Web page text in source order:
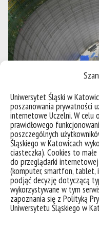
Uniwersytet Śląski w
poszanowania prywatności
internetowe Uczelni. W celu
prawidłowego
poszczególnych
Śląskiego w Katowicach
ciasteczka). Cookies to
do przeglądarki
(komputer, smartfon, tablet,
podjąć decyzję dotyczącą
wykorzystywane w tym
zapoznania się z Polityką
Uniwersytetu Śląskiego w
fot. Kamioka Observatory, ICRR
W przyszłości badania
większą dokładnością
detektorowi nowej
Oczekuje się, że jego